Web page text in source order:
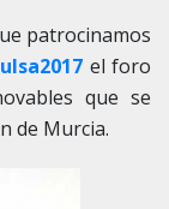
patrocinamos
el foro
que se
de Murcia.